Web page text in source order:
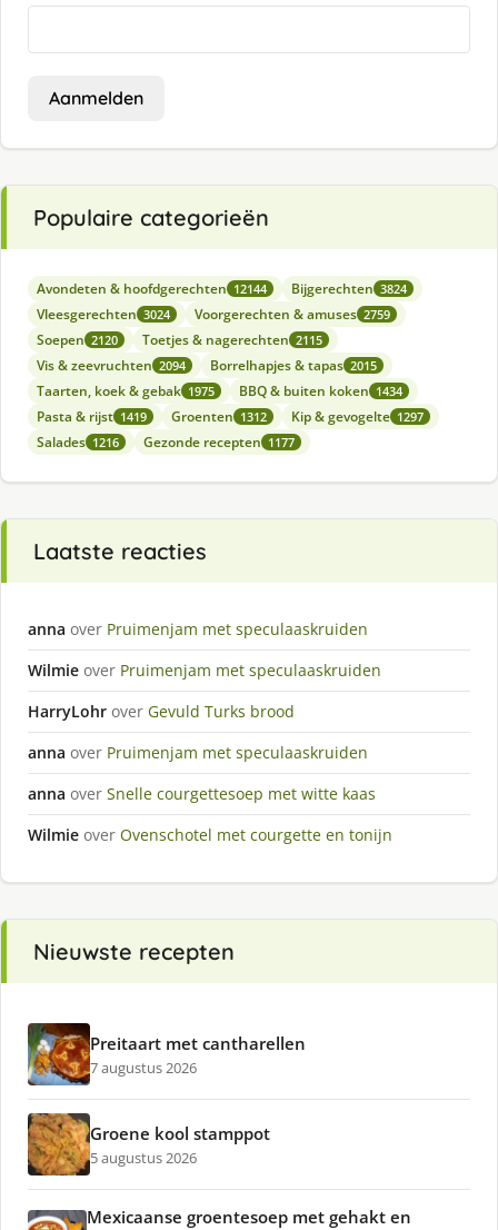
Aanmelden
Populaire categorieën
Avondeten & hoofdgerechten 12144 Bijgerechten 3824
Vleesgerechten 3024 Voorgerechten & amuses 2759
Soepen 2120 Toetjes & nagerechten 2115
Vis & zeevruchten 2094 Borrelhapjes & tapas 2015
Taarten, koek & gebak 1975 BBQ & buiten koken 1434
Pasta & rijst 1419 Groenten 1312 Kip & gevogelte 1297
Salades 1216 Gezonde recepten 1177
Laatste reacties
anna over Pruimenjam met speculaaskruiden
Wilmie over Pruimenjam met speculaaskruiden
HarryLohr over Gevuld Turks brood
anna over Pruimenjam met speculaaskruiden
anna over Snelle courgettesoep met witte kaas
Wilmie over Ovenschotel met courgette en tonijn
Nieuwste recepten
Preitaart met cantharellen
7 augustus 2026
Groene kool stamppot
5 augustus 2026
Mexicaanse groentesoep met gehakt en